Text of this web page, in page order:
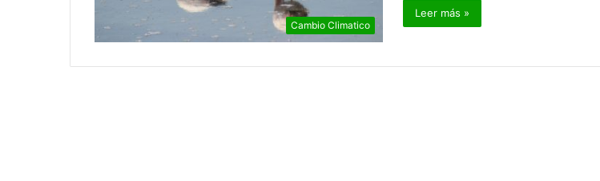
Cambio Climatico
Leer más »